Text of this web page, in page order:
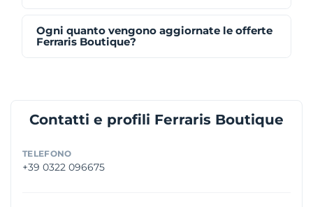
Ogni quanto vengono aggiornate le offerte
Ferraris Boutique?
Contatti e profili Ferraris Boutique
TELEFONO
+39 0322 096675